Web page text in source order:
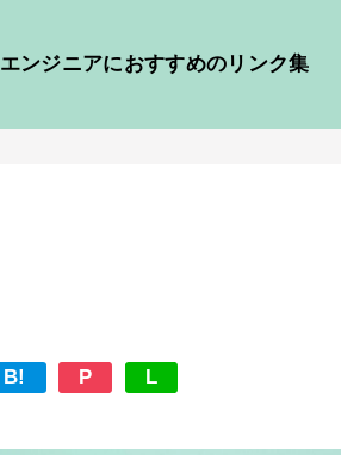
エンジニアにおすすめのリンク集
B! P L